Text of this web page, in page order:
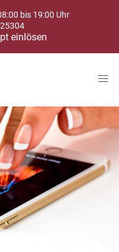
bis 19:00 Uhr
einlösen